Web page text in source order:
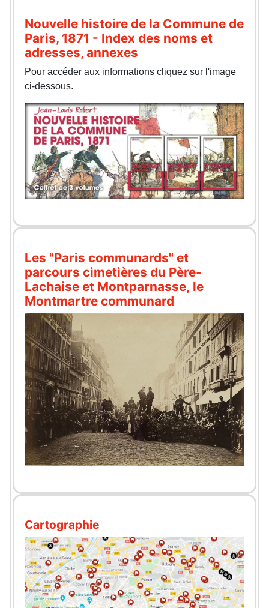
Nouvelle histoire de la Commune de
Paris, 1871 - Index des noms et
adresses, annexes
Pour accéder aux informations cliquez sur l'image
ci-dessous.
Les "Paris communards" et
parcours cimetières du Père-
Lachaise et Montparnasse, le
Montmartre communard
Cartographie